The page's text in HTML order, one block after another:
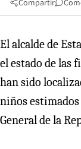
Compartir
El alcalde de
el estado de las
han sido
niños
General de la